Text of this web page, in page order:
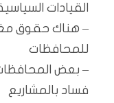
القيادات
– هناك حقوق
للمحافظات
– بعض
فساد بالمشاريع